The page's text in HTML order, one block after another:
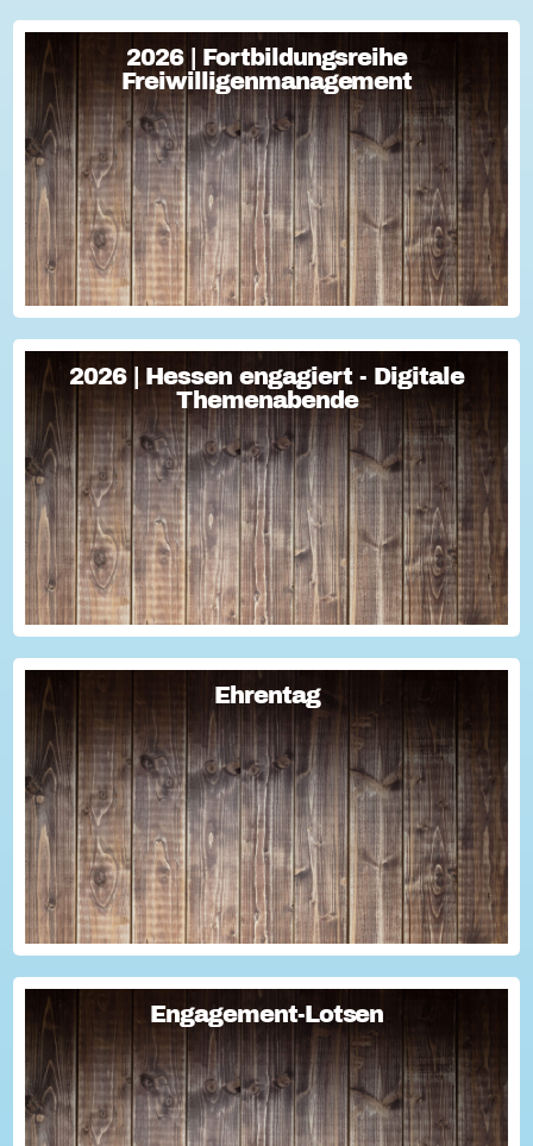
2026 | Fortbildungsreihe
Freiwilligenmanagement
2026 | Fortbildungsreihe
Freiwilligenmanagement
Freiwilligenmanagement Kompakt Strategisches
Freiwilligenmanagement und praktische Umsetzung Im Fokus
Teil 1 Für Engagement begeistern: Freiwillige gewinnen Im
Fokus Teil 2 Eine Frage der H...
2026 | Hessen engagiert - Digitale
Themenabende
2026 | Hessen engagiert - Digitale
Themenabende
Sie haben Fragen zum Thema "Versicherung im Ehrenamt"?
Oder wollten schon immer mal lernen, wie man Engagement-
Geschichten für die Öffentlichkeitsarbeit des Vereins
nutzen kann? Dann haben wir da was!...
Ehrentag
Ehrentag
Macht den Ehrentag mit eurer Aktion zu eurem "hessischen
Ehrentag"...
Engagement-Lotsen
Engagement-Lotsen
Engagement-Lotsen tragen zu einer lebendigen
Engagementkultur und damit zu einer höheren
Lebensqualität für sich und andere bei. Sie bringen ihre
Erfahrungen im bürgerschaftlichen Engagement ein und ü...